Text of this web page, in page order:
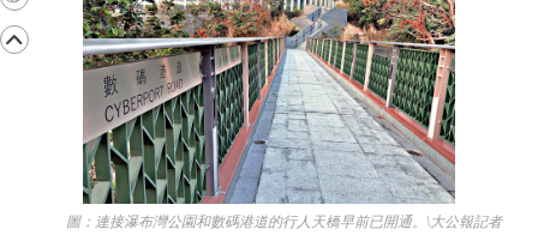
圖：連接瀑布灣公園和數碼港道的行人天橋早前已開通。\大公報記者